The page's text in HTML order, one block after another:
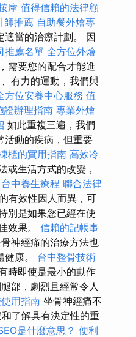
摩 值得信賴的法律顧
師推薦 自助餐外燴專
適當的治療計劃。 因
推薦名單 全方位外燴
需要您的配合才能進
有力的運動，我們與
方位安養中心服務 值
證辦理指南 專業外燴
如此重複三遍，我們
活動的疾病，但重要
櫃的實用指南 高效冷
或生活方式的改變，
台中養生療程 聯合法律
有效性因人而異，可
別是如果您已經在使
效果。 信賴的記帳事
神經痛的治療方法也
康。 台中整骨技術
時即使是最小的動作
部，劇烈且經常令人
用指南 坐骨神經痛不
了解具有決定性的重
是什麼意思？ 便利